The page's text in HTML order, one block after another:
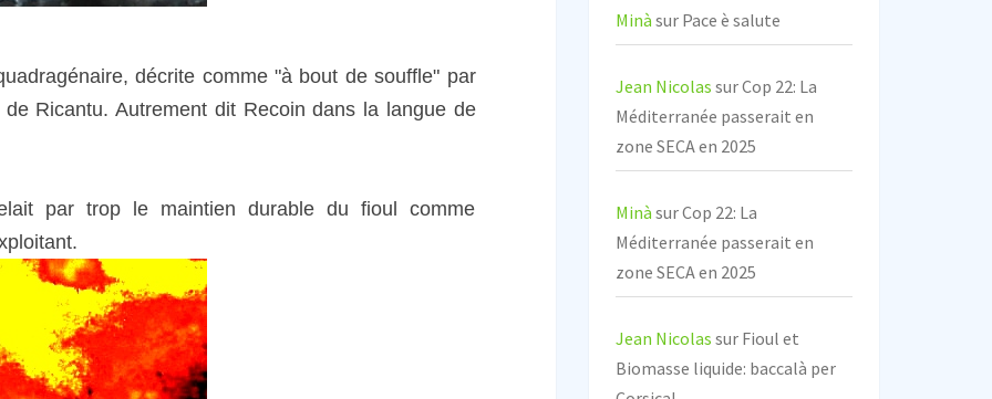
décrite comme "à bout de souffle" par
Ricantu. Autrement dit Recoin dans la langue de
par trop le maintien durable du fioul comme
Minà sur Pace è salute
Jean Nicolas surCop 22: La
Méditerranée passerait en
zone SECA en 2025
Minà surCop 22: La
Méditerranée passerait en
zone SECA en 2025
Jean Nicolas sur Fioul et
Biomasse liquide: baccalà per